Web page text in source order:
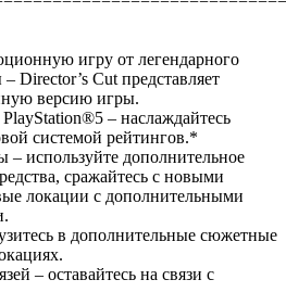
игру от легендарного
Director’s Cut представляет
версию игры.
– наслаждайтесь
системой рейтингов.*
используйте дополнительное
сражайтесь с новыми
локации с дополнительными
в дополнительные сюжетные
– оставайтесь на связи с